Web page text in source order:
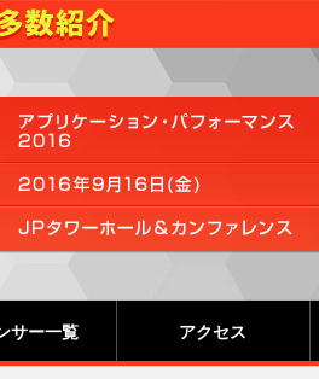
サー一覧 アクセス